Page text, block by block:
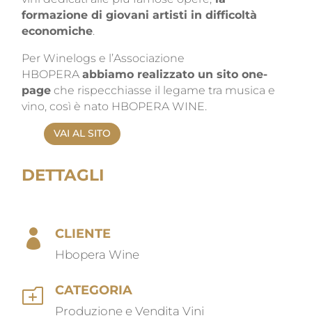
formazione di giovani artisti in difficoltà
economiche.
Per Winelogs e l’Associazione
HBOPERA abbiamo realizzato un sito one-
page che rispecchiasse il legame tra musica e
vino, così è nato HBOPERA WINE.
VAI AL SITO
DETTAGLI
 CLIENTE
Hbopera Wine
o CATEGORIA
Produzione e Vendita Vini